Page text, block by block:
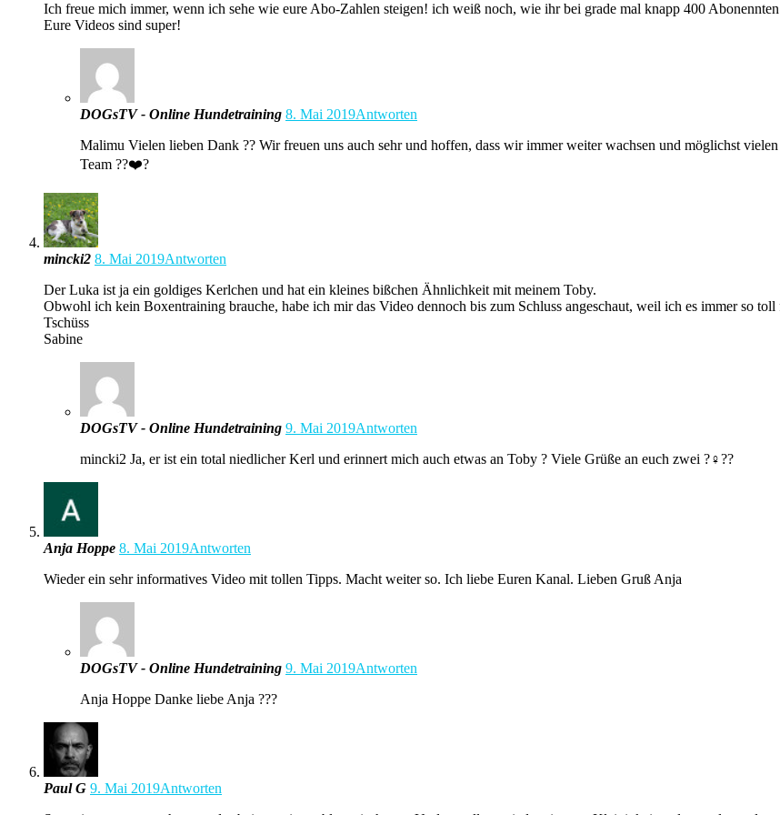
Ich freue mich immer, wenn ich sehe wie eure Abo-Zahlen steigen! ich weiß noch, wie ihr bei grade mal knapp 400
Eure Videos sind super!
DOGsTV - Online Hundetraining 8. Mai 2019Antworten
Malimu Vielen lieben Dank ?? Wir freuen uns auch sehr und hoffen, dass wir immer weiter wachsen und möglichst
Team ??❤️?
mincki2 8. Mai 2019Antworten
Der Luka ist ja ein goldiges Kerlchen und hat ein kleines bißchen Ähnlichkeit mit meinem Toby.
Obwohl ich kein Boxentraining brauche, habe ich mir das Video dennoch bis zum Schluss angeschaut, weil ich es immer so
Tschüss
Sabine
DOGsTV - Online Hundetraining 9. Mai 2019Antworten
mincki2 Ja, er ist ein total niedlicher Kerl und erinnert mich auch etwas an Toby ? Viele Grüße an euch zwei ?‍♀️??
Anja Hoppe 8. Mai 2019Antworten
Wieder ein sehr informatives Video mit tollen Tipps. Macht weiter so. Ich liebe Euren Kanal. Lieben Gruß Anja
DOGsTV - Online Hundetraining 9. Mai 2019Antworten
Anja Hoppe Danke liebe Anja ???
Paul G 9. Mai 2019Antworten